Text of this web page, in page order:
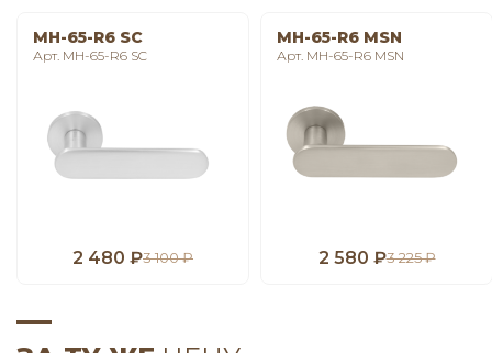
MH-65-R6 SC
Арт. MH-65-R6 SC
2 480 ₽3 100 ₽
MH-65-R6 MSN
Арт. MH-65-R6 MSN
2 580 ₽3 225 ₽